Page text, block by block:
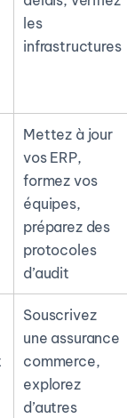
les
infrastructures
Mettez à jour
vos ERP,
formez vos
équipes,
préparez des
protocoles
d’audit
Souscrivez
une assurance
commerce,
explorez
d’autres